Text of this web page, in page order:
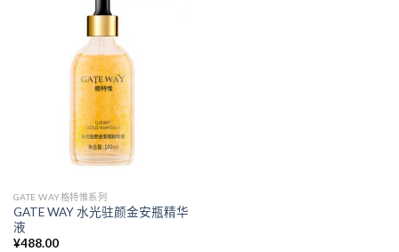
GATE WAY格特惟系列
GATE WAY 水光驻颜金安瓶精华
液
¥488.00